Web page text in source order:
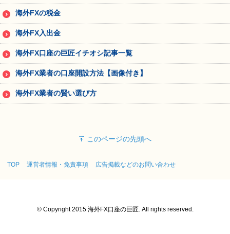
海外FXの税金
海外FX入出金
海外FX口座の巨匠イチオシ記事一覧
海外FX業者の口座開設方法【画像付き】
海外FX業者の賢い選び方
このページの先頭へ
TOP 運営者情報・免責事項 広告掲載などのお問い合わせ
© Copyright 2015 海外FX口座の巨匠. All rights reserved.